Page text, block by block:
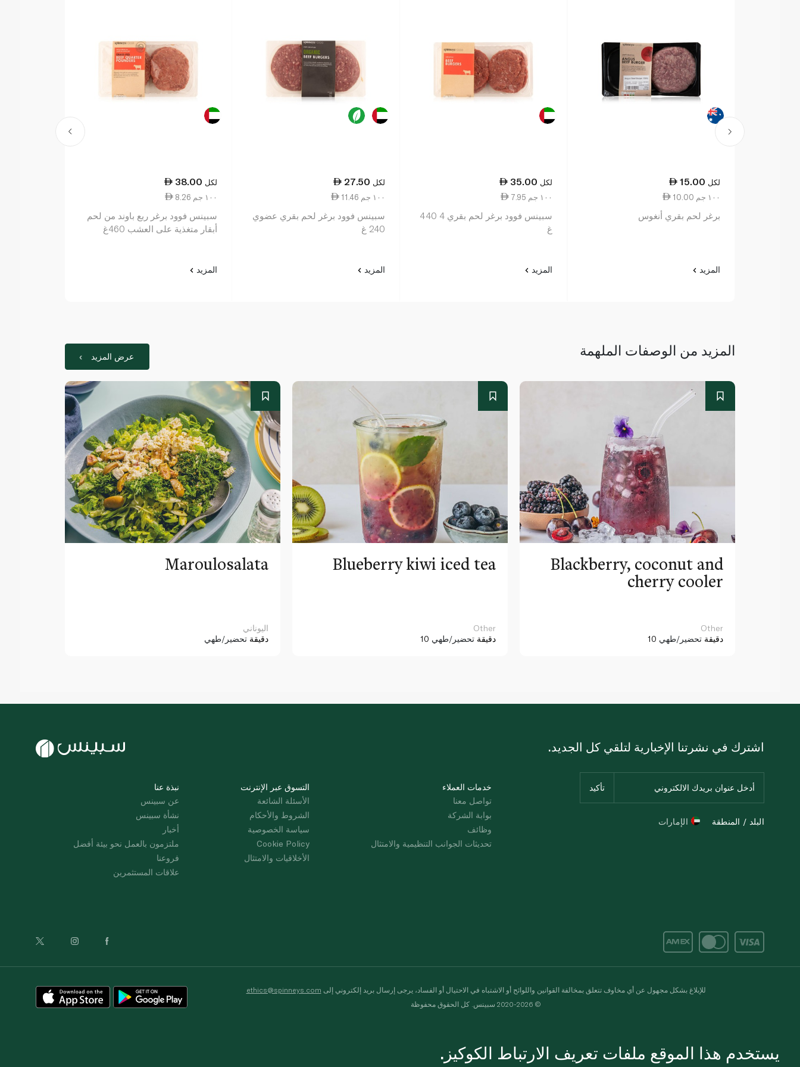
15.00 لكل
10.00 ١٠٠ جم
برغر لحم بقري أنغوس
المزيد
35.00 لكل
7.95 ١٠٠ جم
سبينس فوود برغر لحم بقري 4 440
غ
المزيد
27.50 لكل
11.46 ١٠٠ جم
سبينس فوود برغر لحم بقري عضوي
240 غ
المزيد
38.00 لكل
8.26 ١٠٠ جم
سبينس فوود برغر ربع باوند من لحم
أبقار متغذية على العشب 460غ
المزيد
المزيد من الوصفات الملهمة عرض المزيد
Maroulosalata
اليوناني
دقيقة تحضير/طهي
Blueberry kiwi iced tea
Other
10 دقيقة تحضير/طهي
Blackberry, coconut and
cherry cooler
Other
10 دقيقة تحضير/طهي
نبذة عنا
عن سبينس
نشأة سبينس
أخبار
ملتزمون بالعمل نحو بيئة أفضل
فروعنا
علاقات المستثمرين
التسوق عبر الإنترنت
الأسئلة الشائعة
الشروط والأحكام
سياسة الخصوصية
Cookie Policy
الأخلاقيات والامتثال
خدمات العملاء
تواصل معنا
بوابة الشركة
وظائف
تحديثات الجوانب التنظيمية والامتثال
اشترك في نشرتنا الإخبارية لتلقي كل الجديد.
البلد / المنطقة الإمارات
للإبلاغ بشكل مجهول عن أي مخاوف تتعلق بمخالفة القوانين واللوائح أو الاشتباه في الاحتيال أو الفساد، يرجى إرسال بريد إلكتروني إلى ethics@spinneys.com
© 2020-2026 سبينس. كل الحقوق محفوظة
يستخدم هذا الموقع ملفات تعريف الارتباط الكوكيز.